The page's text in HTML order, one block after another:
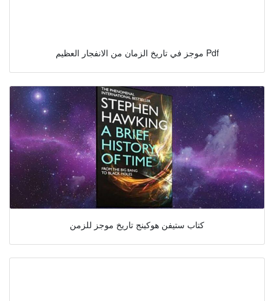
موجز في تاريخ الزمان من الانفجار العظيم Pdf
كتاب ستيفن هوكينج تاريخ موجز للزمن